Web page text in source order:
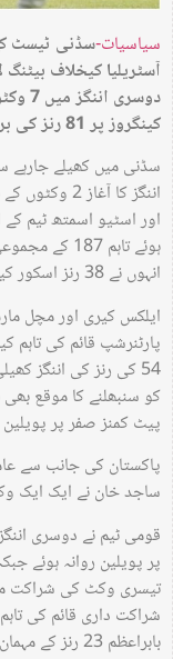
سیاسیات-سڈنی ٹیسٹ
آسٹریلیا کیخلاف
کینگروز پر 81 رنز کی برتری حاصل ہے۔
سڈنی میں کھیلے
ہوئے تاہم
انہوں نے 38 رنز اسکور کیےجبکہ ٹریوس ہیڈ 10 رنز کے مہمان ٹھہرے۔
54 کی رنز کی اننگز
پیٹ کمنز صفر پر پویلین
ساجد خان نے ایک ایک
قومی ٹیم نے دوسری
پر پویلین روانہ ہوئے
بابراعظم 23 رنز کے مہمان ثابت ہوئے۔